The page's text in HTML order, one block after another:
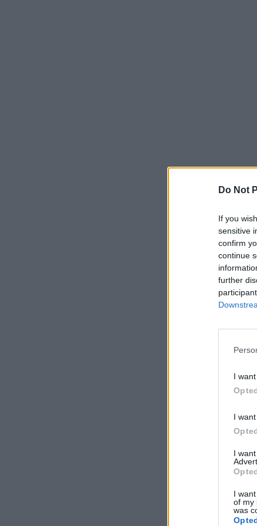
Do Not
If you
sensitive
confirm
continue
further
I
I
I
I
of my
was